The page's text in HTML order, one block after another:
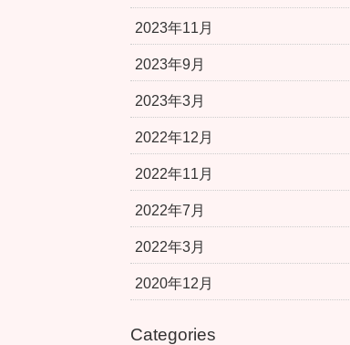
2023年11月
2023年9月
2023年3月
2022年12月
2022年11月
2022年7月
2022年3月
2020年12月
Categories